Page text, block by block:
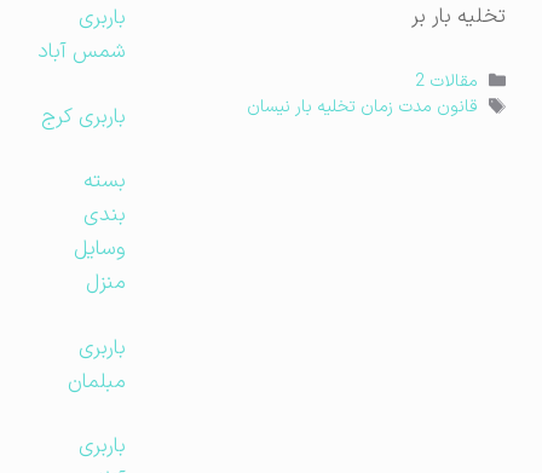
تخلیه بار بر
دسته‌ها
مقالات 2
برچسب‌ها
قانون مدت زمان تخلیه بار نیسان
باربری
شمس آباد
باربری کرج
بسته
بندی
وسایل
منزل
باربری
مبلمان
باربری